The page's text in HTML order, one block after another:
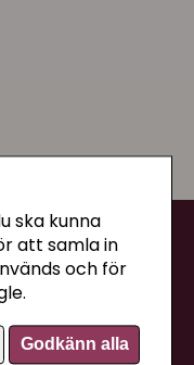
ska kunna
att samla in
och för
Godkänn alla